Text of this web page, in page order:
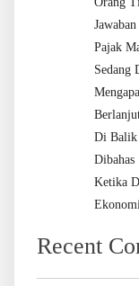
Jawaban
Pajak
Sedang
Di Balik
Dibahas
Ketika
Recent